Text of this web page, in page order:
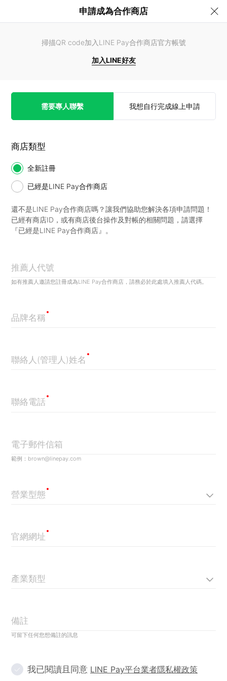
申請成為合作商店
掃描QR code加入LINE Pay合作商店官方帳號
加入LINE好友
需要專人聯繫 我想自行完成線上申請
商店類型
全新註冊
已經是LINE Pay合作商店
還不是LINE Pay合作商店嗎？讓我們協助您解決各項申請問題！
已經有商店ID，或有商店後台操作及對帳的相關問題，請選擇
『已經是LINE Pay合作商店』。
推薦人代號
如有推薦人邀請您註冊成為LINE Pay合作商店，請務必於此處填入推薦人代碼。
品牌名稱
聯絡人(管理人)姓名
聯絡電話
電子郵件信箱
範例：brown@linepay.com
營業型態
官網網址
產業類型
備註
可留下任何您想備註的訊息
我已閱讀且同意 LINE Pay平台業者隱私權政策